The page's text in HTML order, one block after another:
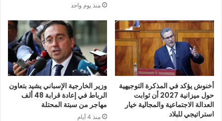
منذ يوم واحد
أخنوش يؤكد في المذكرة التوجيهية
حول ميزانية 2027 أن ثوابت
العدالة الاجتماعية والمجالية خيار
استراتيجي للبلاد
وزير الخارجية الإسباني يشيد بتعاون
الرباط في إعادة قرابة 48 ألف
مهاجر من سبتة المحتلة
منذ 4 أيام